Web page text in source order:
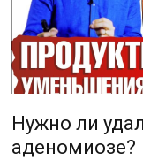
Нужно ли
аденомиозе?